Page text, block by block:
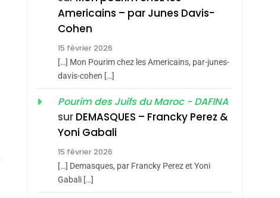
Du Terroir
Oeil Ravageur –
2
Dis Guerre»: La
Nouvelle Chanson De
Boy George
ISRAÉL JUDAISME
Americains – par Junes Davis-
Cohen
15 février 2026
[…] Mon Pourim chez les Americains, par-junes-
davis-cohen […]
Pourim des Juifs du Maroc - DAFINA
sur DEMASQUES – Francky Perez &
Yoni Gabali
15 février 2026
[…] Demasques, par Francky Perez et Yoni
Gabali […]